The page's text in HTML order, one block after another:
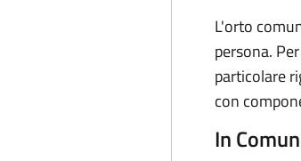
L'orto
persona.
particolare
con
In